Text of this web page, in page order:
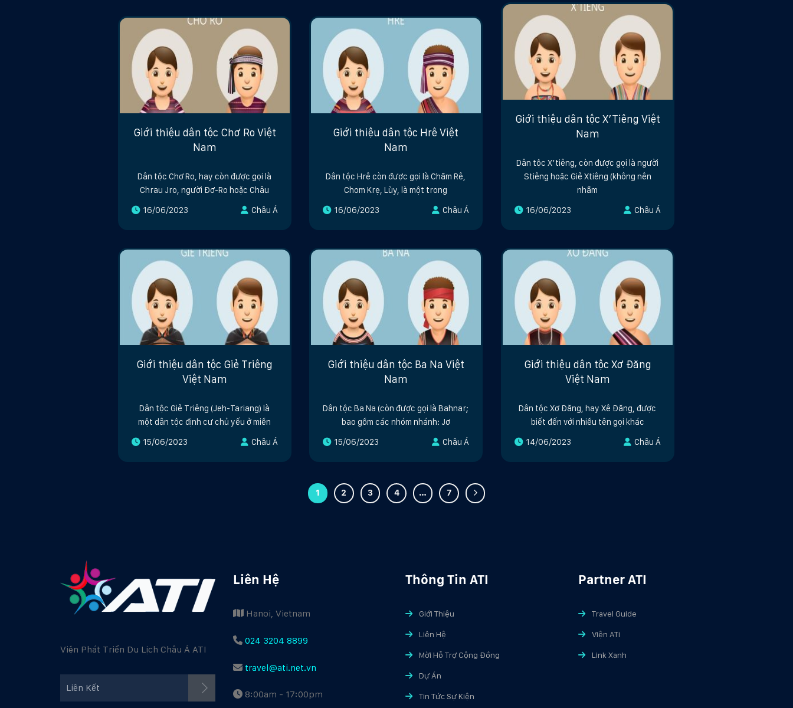
Giới thiệu dân tộc X’Tiêng Việt
Nam
Dân tộc X’tiêng, còn được gọi là người
Stiêng hoặc Giẻ Xtiêng (không nên
nhầm
16/06/2023 Châu Á
Giới thiệu dân tộc Chơ Ro Việt
Nam
Dân tộc Chơ Ro, hay còn được gọi là
Chrau Jro, người Đơ-Ro hoặc Châu
16/06/2023 Châu Á
Giới thiệu dân tộc Hrê Việt
Nam
Dân tộc Hrê còn được gọi là Chăm Rê,
Chom Krẹ, Lùy, là một trong
16/06/2023 Châu Á
Giới thiệu dân tộc Giẻ Triêng
Việt Nam
Dân tộc Giẻ Triêng (Jeh-Tariang) là
một dân tộc định cư chủ yếu ở miền
15/06/2023 Châu Á
Giới thiệu dân tộc Ba Na Việt
Nam
Dân tộc Ba Na (còn được gọi là Bahnar;
bao gồm các nhóm nhánh: Jơ
15/06/2023 Châu Á
Giới thiệu dân tộc Xơ Đăng
Việt Nam
Dân tộc Xơ Đăng, hay Xê Đăng, được
biết đến với nhiều tên gọi khác
14/06/2023 Châu Á
1 2 3 4 … 7
Viện Phát Triển Du Lịch Châu Á ATI
Liên Kết
Facebook ATI
Youtube ATI
Liên Hệ
Hanoi, Vietnam
024 3204 8899
travel@ati.net.vn
8:00am - 17:00pm
Thông Tin ATI
Giới Thiệu
Liên Hệ
Mời Hỗ Trợ Cộng Đồng
Dự Án
Tin Tức Sự Kiện
Partner ATI
Travel Guide
Viện ATi
Link Xanh